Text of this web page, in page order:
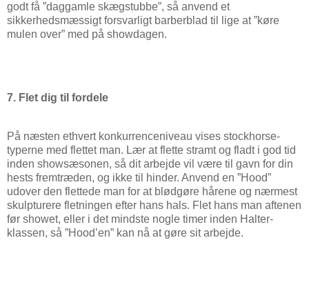
godt få ”daggamle skægstubbe”, så anvend et
sikkerhedsmæssigt forsvarligt barberblad til lige at ”køre
mulen over” med på showdagen.
7. Flet dig til fordele
På næsten ethvert konkurrenceniveau vises stockhorse-
typerne med flettet man. Lær at flette stramt og fladt i god tid
inden showsæsonen, så dit arbejde vil være til gavn for din
hests fremtræden, og ikke til hinder. Anvend en ”Hood”
udover den flettede man for at blødgøre hårene og nærmest
skulpturere fletningen efter hans hals. Flet hans man aftenen
før showet, eller i det mindste nogle timer inden Halter-
klassen, så ”Hood’en” kan nå at gøre sit arbejde.